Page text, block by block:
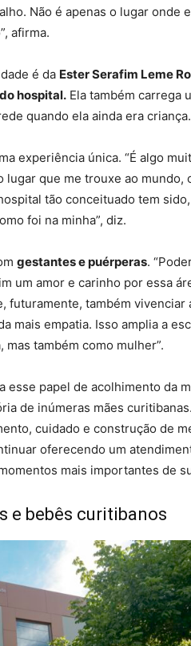
Não é apenas o lugar onde
afirma.
é da Ester Serafim Leme
do hospital. Ela também carrega
quando ela ainda era criança.
experiência única. “É algo
que me trouxe ao mundo,
tão conceituado tem
foi na minha”, diz.
gestantes e puérperas.
um amor e carinho por essa
futuramente, também vivenciar
mais empatia. Isso amplia a
também como mulher”.
esse papel de acolhimento da
de inúmeras mães
cuidado e construção de
oferecendo um
mais importantes de
e bebês curitibanos